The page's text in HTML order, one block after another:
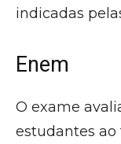
indicadas
Enem
O exame
estudantes